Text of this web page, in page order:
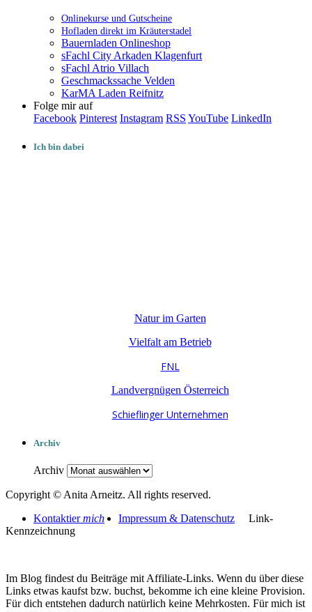
Onlinekurse und Gutscheine
Hofladen direkt im Kräuterstadel
Bauernladen Onlineshop
sFachl City Arkaden Klagenfurt
sFachl Atrio Villach
Geschmackssache Velden
KarMA Laden Reifnitz
Folge mir auf
Facebook Pinterest Instagram RSS YouTube LinkedIn
Ich bin dabei
Natur im Garten
Vielfalt am Betrieb
FNL
Landvergnügen Österreich
Schieflinger Unternehmen
Archiv
Archiv
Copyright © Anita Arneitz. All rights reserved.
Kontaktiermich Impressum & Datenschutz
Link-
Kennzeichnung
Im Blog findest du Beiträge mit Affiliate-Links. Wenn du über diese
Links etwas kaufst bzw. buchst, bekomme ich eine kleine Provision.
Für dich entstehen dadurch natürlich keine Mehrkosten. Für mich ist